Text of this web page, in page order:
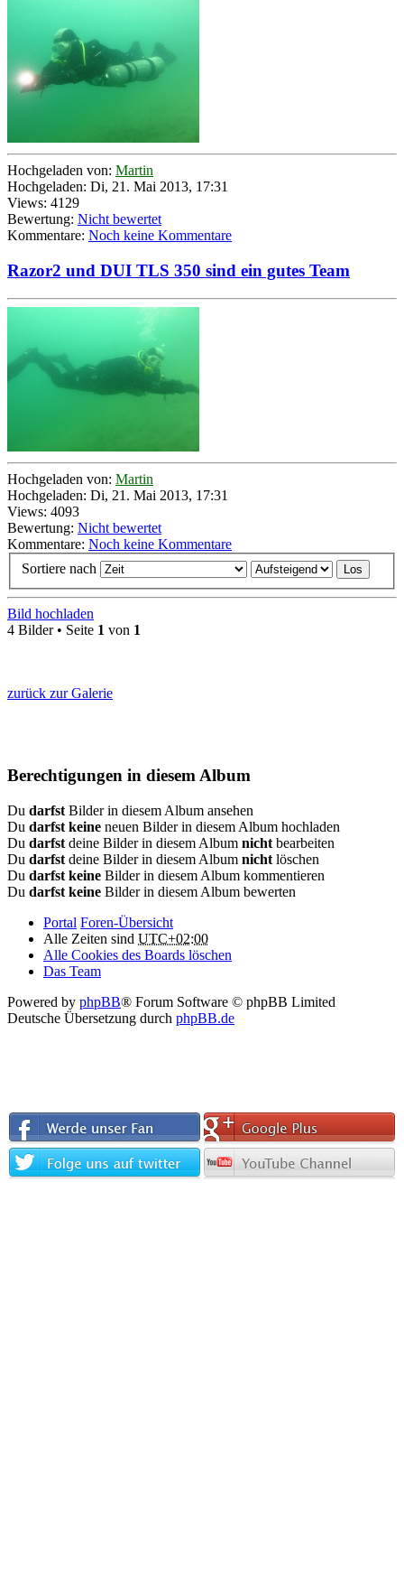
Hochgeladen von: Martin
Hochgeladen: Di, 21. Mai 2013, 17:31
Views: 4129
Bewertung: Nicht bewertet
Kommentare: Noch keine Kommentare
Razor2 und DUI TLS 350 sind ein gutes Team
Hochgeladen von: Martin
Hochgeladen: Di, 21. Mai 2013, 17:31
Views: 4093
Bewertung: Nicht bewertet
Kommentare: Noch keine Kommentare
Sortiere nach
Bild hochladen
4 Bilder • Seite 1 von 1
zurück zur Galerie
Berechtigungen in diesem Album
Du darfst Bilder in diesem Album ansehen
Du darfst keine neuen Bilder in diesem Album hochladen
Du darfst deine Bilder in diesem Album nicht bearbeiten
Du darfst deine Bilder in diesem Album nicht löschen
Du darfst keine Bilder in diesem Album kommentieren
Du darfst keine Bilder in diesem Album bewerten
Portal Foren-Übersicht
Alle Zeiten sind UTC+02:00
Alle Cookies des Boards löschen
Das Team
Powered by phpBB® Forum Software © phpBB Limited
Deutsche Übersetzung durch phpBB.de